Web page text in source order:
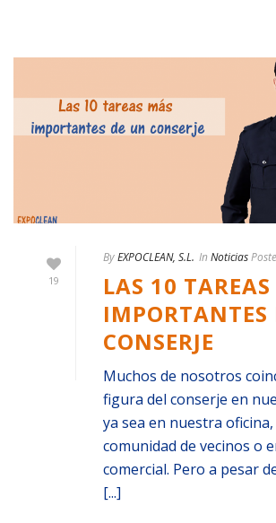
19
ByEXPOCLEAN, S.L. In Noticias
LAS 10
IMPORTANTES
CONSERJE
Muchos de nosotros
figura del conserje en
ya sea en nuestra
comunidad de vecinos o
comercial. Pero a pesar
[...]